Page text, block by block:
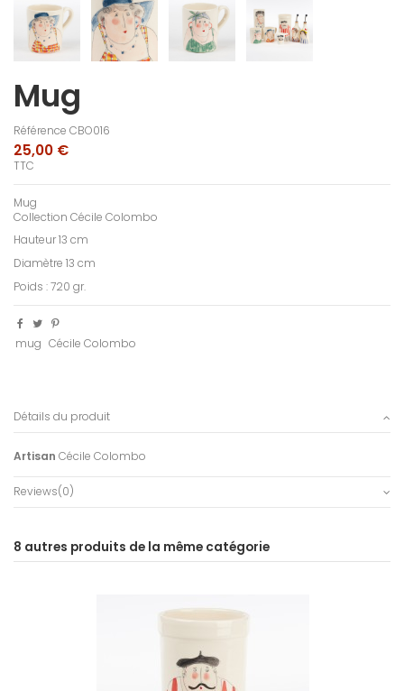
Mug
Référence CBO016
25,00 €
TTC
Mug
Collection Cécile Colombo
Hauteur 13 cm
Diamètre 13 cm
Poids : 720 gr.
mug Cécile Colombo
Détails du produit
Artisan Cécile Colombo
Reviews(0)
8 autres produits de la même catégorie